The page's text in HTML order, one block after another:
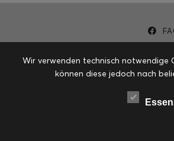
Wir verwenden technisch notwendige
können diese jedoch nach